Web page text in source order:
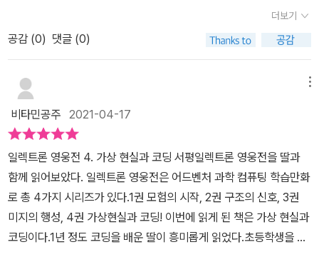
이 책이 단순히 과학 지식, 코딩 지식을 전달해서만 좋은것 같진 않아
요.제가 가장 흥미롭게 생각했던 부분은 사실 따로 있었습니다.여기
는 게임을 계속해!나만 특별대우 받는 건 싫어이 게임으로 무엇을 얻
을 수 있을지 확실하지도 않고..그래, 대신 최대한 빨리 성공하도록 노
력할게! 지금 우리 아이들이 배워야 할 덕목들 중 가장 최우선 되어야
하는것은 상대방을 배려하고, 예의바르게 말 할 수 있는것들이라고
생각하거든요. 이 책의 독자가 초등 저학년 부터 고학년까지라고 본
다면 이런 하나하나의 대화가 굉장히 세심하게 쓰여졌음을 알았습니
다.#재미와흥미 #전자과학기초전자부품에 대해 배울 수 있는 책이랍
니다.어렵고 딱딱한 내용을 만화를 통해 배우다 보니 많이 부드럽고,
끼는 것 같아요.더려운 코딩 상식을 쉽게 이해할 수 있도록 핵심정리
도 잘 되어있고과학의 상식을 키워나갈 수 있을 것 같아요.조금 아쉬
운 점이 있다면 직접 만들어보지 못했다는 게 조금 아쉽답니다.1권부
터 3권까지 봐야겠더라구요.이 도서는 해당 출판사로부터 무상 지급
받아 작성된 글입니다.
#교재협찬 으로 아이가 즐겁게 직접 읽어보고, 느낀점 공유합니다.​
구요. 물론 세세한 내용은 기억해내기 어렵겠지만 코딩을 처음 접하
는 아이들에게 호기심을 자극해 주는 것 같아요.
더보기
공감 (0) 댓글 (0)
비타민공주 2021-04-17
일렉트론 영웅전 4. 가상 현실과 코딩 서평일렉트론 영웅전을 딸과
함께 읽어보았다. 일렉트론 영웅전은 어드벤처 과학 컴퓨팅 학습만화
로 총 4가지 시리즈가 있다.1권 모험의 시작, 2권 구조의 신호, 3권
미지의 행성, 4권 가상현실과 코딩! 이번에 읽게 된 책은 가상 현실과
코딩이다.1년 정도 코딩을 배운 딸이 흥미롭게 읽었다.초등학생을 위